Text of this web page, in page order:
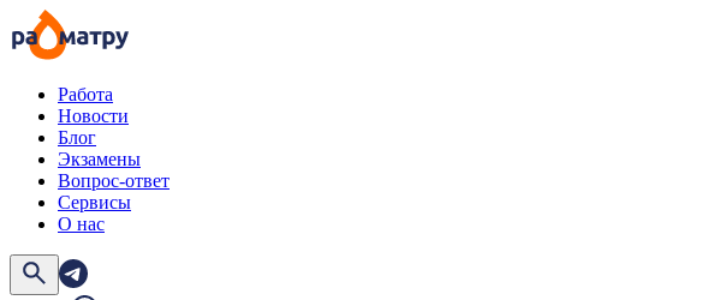
Работа
Новости
Блог
Экзамены
Вопрос-ответ
Сервисы
О нас